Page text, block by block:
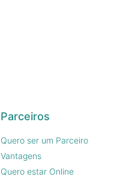
Parceiros
Quero ser um Parceiro
Vantagens
Quero estar Online